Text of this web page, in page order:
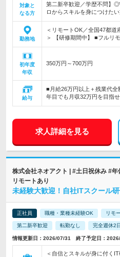
対象と
なる方
第二新卒歓迎／学歴不問】
ロからスキルを身につけた
勤務地
＜リモートOK／全国47都道
＞ 【研修期間中】 ■フルリ
初年度
年収
350万円～700万円
給与
■月給26万円以上＋残業代
年目でも月収32万円を目指
求人詳細を見る
株式会社ネオアクト | #土日祝休み #
リモートあり
未経験大歓迎！自社ITスクール
正社員 職種・業種未経験OK リモ
第二新卒歓迎 転勤なし 完全週休2
情報更新日：2026/07/31 終了予定日：
＜自信とスキルが身に付く